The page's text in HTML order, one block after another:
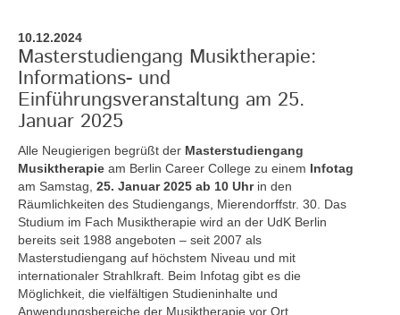
10.12.2024
Masterstudiengang Musiktherapie:
Informations- und
Einführungsveranstaltung am 25.
Januar 2025
Alle Neugierigen begrüßt der Masterstudiengang
Musiktherapie am Berlin Career College zu einem Infotag
am Samstag, 25. Januar 2025 ab 10 Uhrin den
Räumlichkeiten des Studiengangs, Mierendorffstr. 30. Das
Studium im Fach Musiktherapie wird an der UdK Berlin
bereits seit 1988 angeboten – seit 2007 als
Masterstudiengang auf höchstem Niveau und mit
internationaler Strahlkraft. Beim Infotag gibt es die
Möglichkeit, die vielfältigen Studieninhalte und
Anwendungsbereiche der Musiktherapie vor Ort